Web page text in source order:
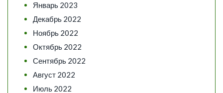
Январь 2023
Декабрь 2022
Ноябрь 2022
Октябрь 2022
Сентябрь 2022
Август 2022
Июль 2022